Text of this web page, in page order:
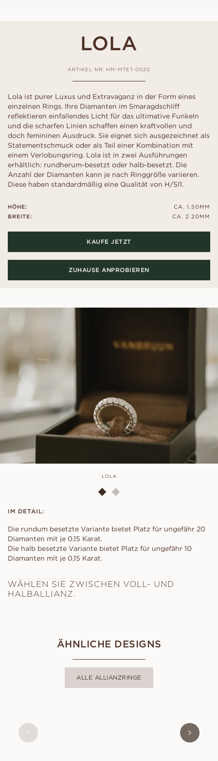
LOLA
ARTIKEL NR: HM-MTET-0020
Lola ist purer Luxus und Extravaganz in der Form eines
einzelnen Rings. Ihre Diamanten im Smaragdschliff
reflektieren einfallendes Licht für das ultimative Funkeln
und die scharfen Linien schaffen einen kraftvollen und
doch femininen Ausdruck. Sie eignet sich ausgezeichnet als
Statementschmuck oder als Teil einer Kombination mit
einem Verlobungsring. Lola ist in zwei Ausführungen
erhältlich: rundherum-besetzt oder halb-besetzt. Die
Anzahl der Diamanten kann je nach Ringgröße variieren.
Diese haben standardmäßig eine Qualität von H/SI1.
HÖHE:
BREITE:
CA. 1.50MM
CA. 2.20MM
KAUFE JETZT
ZUHAUSE ANPROBIEREN
LOLA
IM DETAIL:
Die rundum besetzte Variante bietet Platz für ungefähr 20
Diamanten mit je 0,15 Karat.
Die halb besetzte Variante bietet Platz für ungefähr 10
Diamanten mit je 0,15 Karat.
WÄHLEN SIE ZWISCHEN VOLL- UND
HALBALLIANZ.
ÄHNLICHE DESIGNS
ALLE ALLIANZRINGE